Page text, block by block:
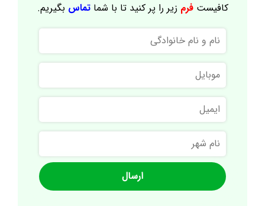
کافیستفرم زیر را پر کنید تا با شماتماس بگیریم.
نام
و
نام
خانوادگی
موبایل
ایمیل
نام
شهر